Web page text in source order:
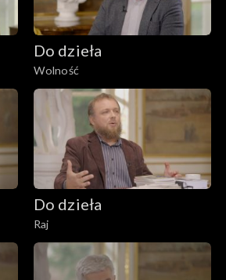
Do dzieła
Wolność
Do dzieła
Raj